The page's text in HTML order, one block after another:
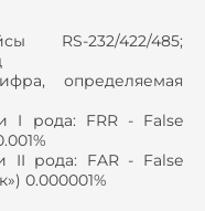
RS-232/422/485;
определяемая
I рода: FRR - False
II рода: FAR - False
0.000001%